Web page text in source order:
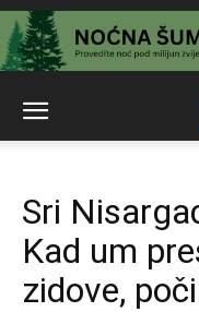
Sri
Kad um
zidove,